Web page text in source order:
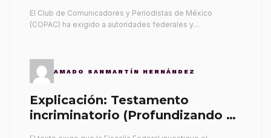
El Club de Comunicadores y Periodistas de México
(COPAC) ha exigido a autoridades federales y…
AMADO SANMARTÍN HERNÁNDEZ
Explicación: Testamento
incriminatorio (Profundizando su